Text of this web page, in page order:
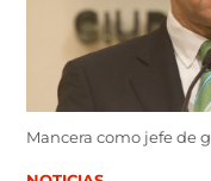
Mancera como jefe de